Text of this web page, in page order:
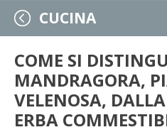
Ricerca
per:
GIARDINO
ORTO
FRUTTETO
VIGNETO
CUCINA
COME SI
MANDRAGORA,
VELENOSA,
ERBA